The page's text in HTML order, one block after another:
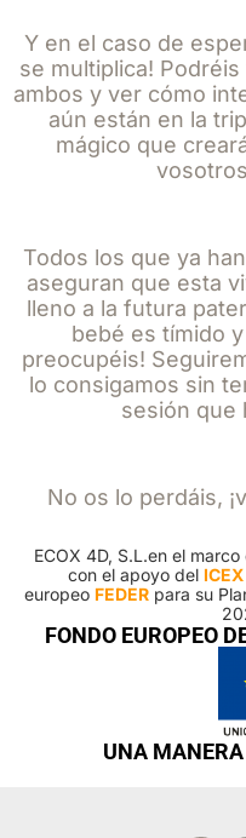
Y en el caso de
se multiplica!
ambos y ver cómo
aún están en la
mágico que
Todos los que ya
aseguran que esta
lleno a la futura
bebé es tímido
preocupéis!
lo consigamos sin
sesión que
No os lo perdáis,
ECOX 4D, S.L.en el
con el apoyo del ICEX
europeo FEDER para su
FONDO EUROPEO
UNA